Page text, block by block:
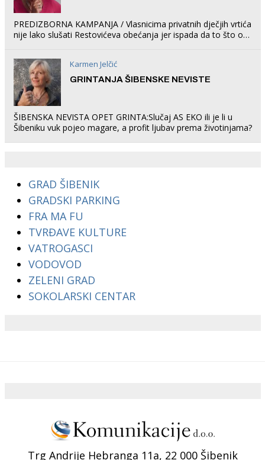
PREDIZBORNA KAMPANJA / Vlasnicima privatnih dječjih vrtića
nije lako slušati Restovićeva obećanja jer ispada da to što oni
Karmen Jelčić
GRINTANJA ŠIBENSKE NEVISTE
ŠIBENSKA NEVISTA OPET GRINTA:Slučaj AS EKO ili je li u
Šibeniku vuk pojeo magare, a profit ljubav prema životinjama?
GRAD ŠIBENIK
GRADSKI PARKING
FRA MA FU
TVRĐAVE KULTURE
VATROGASCI
VODOVOD
ZELENI GRAD
SOKOLARSKI CENTAR
Trg Andrije Hebranga 11a, 22 000 Šibenik